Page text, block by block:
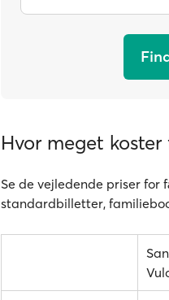
Hvor meget
Se de vejledende priser
standardbilletter,